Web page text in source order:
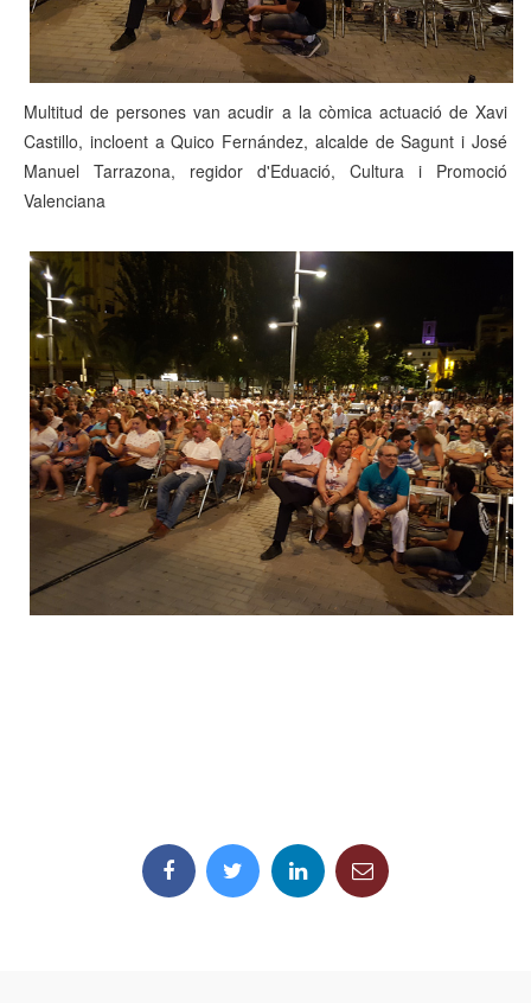
Multitud de persones van acudir a la còmica actuació de Xavi
Castillo, incloent a Quico Fernández, alcalde de Sagunt i José
Manuel Tarrazona, regidor d'Eduació, Cultura i Promoció
Valenciana​